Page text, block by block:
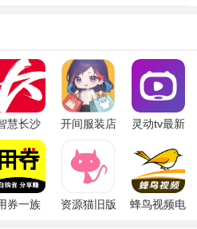
间存在联动效果，合理搭配可
情分支会影响结局，玩家的选择
的世界观、复杂的玩法和丰富
泛好评。虽然上手难度较大，
慧长沙
app
开间服装店
灵动tv最新
券一族 资源猫旧版
蜂鸟视频电